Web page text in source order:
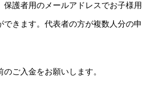
護者用のメールアドレスでお子様
きます。代表者の方が複数人分の
ご入金をお願いします。